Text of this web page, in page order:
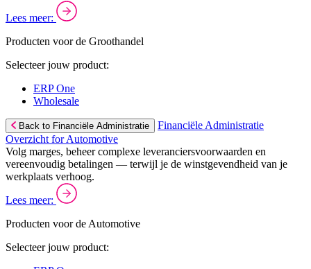
Lees meer:
Producten voor de Groothandel
Selecteer jouw product:
ERP One
Wholesale
Back to Financiële Administratie
Financiële Administratie
Overzicht for Automotive
Volg marges, beheer complexe leveranciersvoorwaarden en
vereenvoudig betalingen — terwijl je de winstgevendheid van je
werkplaats verhoog.
Lees meer:
Producten voor de Automotive
Selecteer jouw product: